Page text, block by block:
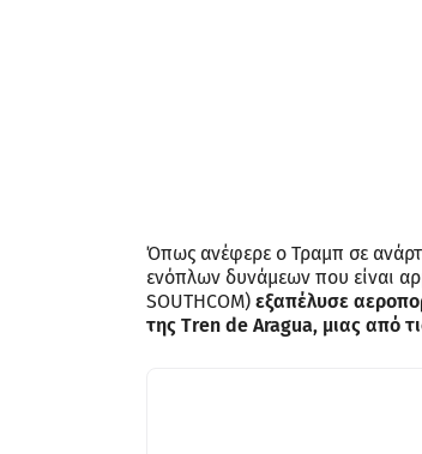
Όπως ανέφερε ο Τραμπ σε
ενόπλων δυνάμεων που είναι
SOUTHCOM) εξαπέλυσε
της Tren de Aragua, μιας από